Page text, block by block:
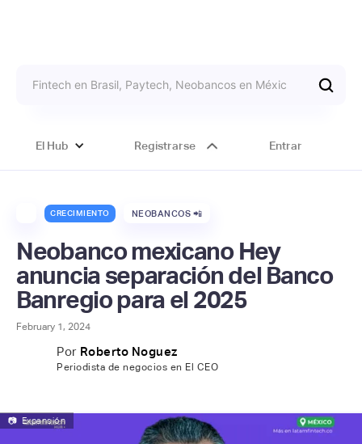
El Hub Registrarse Entrar
CRECIMIENTO NEOBANCOS 📲
Neobanco mexicano Hey
anuncia separación del Banco
Banregio para el 2025
February 1, 2024
Por Roberto Noguez
Periodista de negocios en El CEO
📷 Expansión